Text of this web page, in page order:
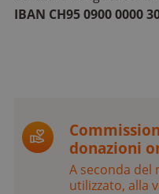
IBAN CH95 0900 0000
donazioni
A seconda del
utilizzato, alla